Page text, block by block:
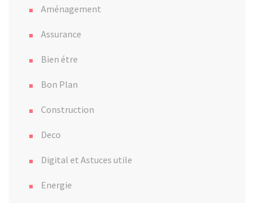
Aménagement
Assurance
Bien étre
Bon Plan
Construction
Deco
Digital et Astuces utile
Energie